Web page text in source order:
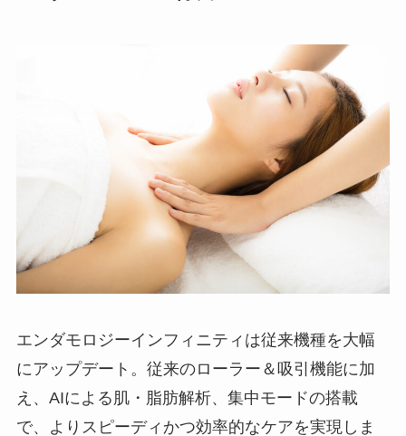
エンダモロジーインフィニティは従来機種を大幅
にアップデート。従来のローラー＆吸引機能に加
え、AIによる肌・脂肪解析、集中モードの搭載
で、よりスピーディかつ効率的なケアを実現しま